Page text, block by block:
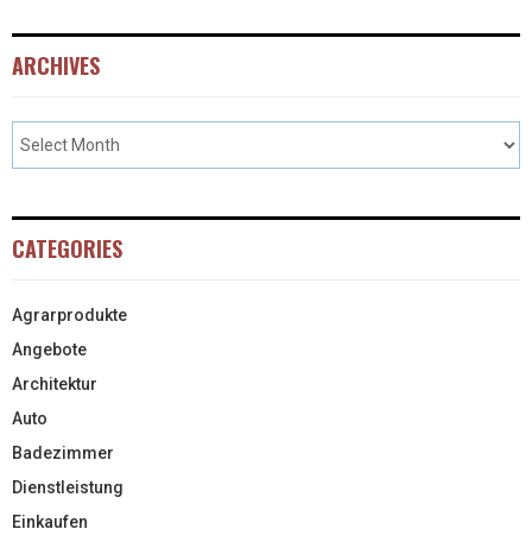
ARCHIVES
CATEGORIES
Agrarprodukte
Angebote
Architektur
Auto
Badezimmer
Dienstleistung
Einkaufen